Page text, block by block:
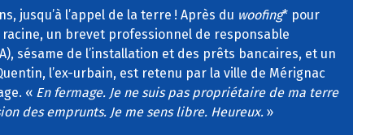
jusqu’à l’appel de la terre ! Après du woofing* pour
un brevet professionnel de responsable
sésame de l’installation et des prêts bancaires, et un
l’ex-urbain, est retenu par la ville de Mérignac
« En fermage. Je ne suispas propriétaire de ma terre
des emprunts. Je me sens libre. Heureux. »